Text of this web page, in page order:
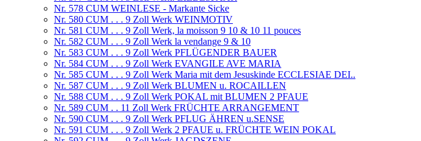
Nr. 578 CUM WEINLESE - Markante Sicke
Nr. 580 CUM . . . 9 Zoll Werk WEINMOTIV
Nr. 581 CUM . . . 9 Zoll Werk, la moisson 9 10 & 10 11 pouces
Nr. 582 CUM . . . 9 Zoll Werk la vendange 9 & 10
Nr. 583 CUM . . . 9 Zoll Werk PFLÜGENDER BAUER
Nr. 584 CUM . . . 9 Zoll Werk EVANGILE AVE MARIA
Nr. 585 CUM . . . 9 Zoll Werk Maria mit dem Jesuskinde ECCLESIAE DEI..
Nr. 587 CUM . . . 9 Zoll Werk BLUMEN u. ROCAILLEN
Nr. 588 CUM . . . 9 Zoll Werk POKAL mit BLUMEN 2 PFAUE
Nr. 589 CUM . . 11 Zoll Werk FRÜCHTE ARRANGEMENT
Nr. 590 CUM . . . 9 Zoll Werk PFLUG ÄHREN u.SENSE
Nr. 591 CUM . . . 9 Zoll Werk 2 PFAUE u. FRÜCHTE WEIN POKAL